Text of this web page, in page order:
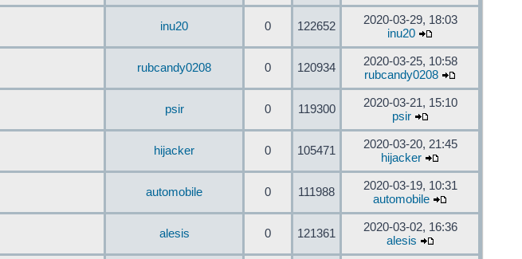
inu20 0 122652
2020-03-29, 18:03
inu20
rubcandy0208 0 120934
2020-03-25, 10:58
rubcandy0208
psir 0 119300
2020-03-21, 15:10
psir
hijacker 0 105471
2020-03-20, 21:45
hijacker
automobile 0 111988
2020-03-19, 10:31
automobile
alesis 0 121361
2020-03-02, 16:36
alesis